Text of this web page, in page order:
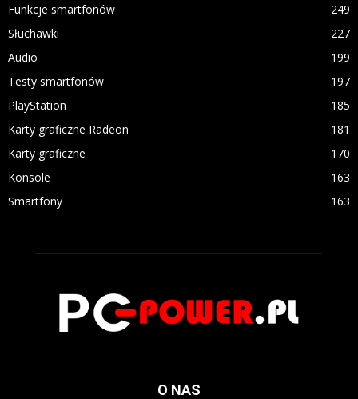
Funkcje smartfonów
249
Słuchawki
227
Audio
199
Testy smartfonów
197
PlayStation
185
Karty graficzne Radeon
181
Karty graficzne
170
Konsole
163
Smartfony
163
O NAS